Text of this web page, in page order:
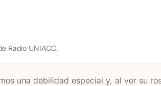
Radio UNIACC.
una debilidad especial y, al ver su